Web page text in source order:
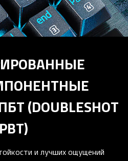
(DOUBLESHOT
PBT)
и лучших ощущений